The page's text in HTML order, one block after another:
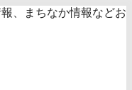
、まちなか情報などお